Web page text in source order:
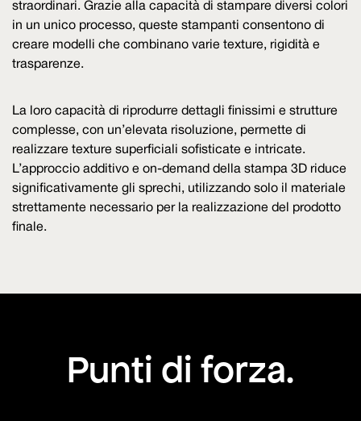
straordinari. Grazie alla capacità di stampare diversi colori
in un unico processo, queste stampanti consentono di
creare modelli che combinano varie texture, rigidità e
trasparenze.
La loro capacità di riprodurre dettagli finissimi e strutture
complesse, con un’elevata risoluzione, permette di
realizzare texture superficiali sofisticate e intricate.
L’approccio additivo e on-demand della stampa 3D riduce
significativamente gli sprechi, utilizzando solo il materiale
strettamente necessario per la realizzazione del prodotto
finale.
Punti di forza.